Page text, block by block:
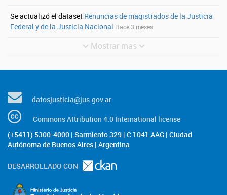
Se actualizó el dataset Renuncias de magistrados de la Justicia
Federal y de la Justicia Nacional Hace 3 meses
Mostrar mas
datosjusticia@jus.gov.ar
Commons Attribution 4.0 International license
(+5411) 5300-4000 | Sarmiento 329 | C 1041 AAG | Ciudad
Autónoma de Buenos Aires | Argentina
DESARROLLADO CON